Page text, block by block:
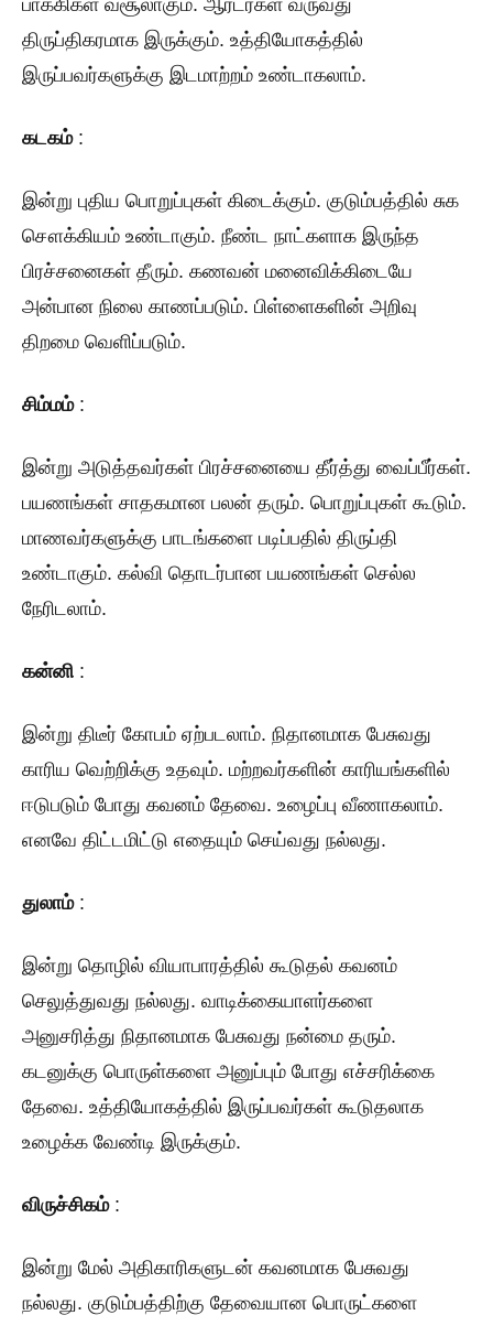
பாக்கிகள் வசூலாகும். ஆர்டர்கள் வருவது
திருப்திகரமாக இருக்கும். உத்தியோகத்தில்
இருப்பவர்களுக்கு இடமாற்றம் உண்டாகலாம்.
கடகம்:
இன்று புதிய பொறுப்புகள் கிடைக்கும். குடும்பத்தில் சுக
சௌக்கியம் உண்டாகும். நீண்ட நாட்களாக இருந்த
பிரச்சனைகள் தீரும். கணவன் மனைவிக்கிடையே
அன்பான நிலை காணப்படும். பிள்ளைகளின் அறிவு
திறமை வெளிப்படும்.
சிம்மம்:
இன்று அடுத்தவர்கள் பிரச்சனையை தீர்த்து வைப்பீர்கள்.
பயணங்கள் சாதகமான பலன் தரும். பொறுப்புகள் கூடும்.
மாணவர்களுக்கு பாடங்களை படிப்பதில் திருப்தி
உண்டாகும். கல்வி தொடர்பான பயணங்கள் செல்ல
நேரிடலாம்.
கன்னி :
இன்று திடீர் கோபம் ஏற்படலாம். நிதானமாக பேசுவது
காரிய வெற்றிக்கு உதவும். மற்றவர்களின் காரியங்களில்
ஈடுபடும் போது கவனம் தேவை. உழைப்பு வீணாகலாம்.
எனவே திட்டமிட்டு எதையும் செய்வது நல்லது.
துலாம்:
இன்று தொழில் வியாபாரத்தில் கூடுதல் கவனம்
செலுத்துவது நல்லது. வாடிக்கையாளர்களை
அனுசரித்து நிதானமாக பேசுவது நன்மை தரும்.
கடனுக்கு பொருள்களை அனுப்பும் போது எச்சரிக்கை
தேவை. உத்தியோகத்தில் இருப்பவர்கள் கூடுதலாக
உழைக்க வேண்டி இருக்கும்.
விருச்சிகம்:
இன்று மேல் அதிகாரிகளுடன் கவனமாக பேசுவது
நல்லது. குடும்பத்திற்கு தேவையான பொருட்களை